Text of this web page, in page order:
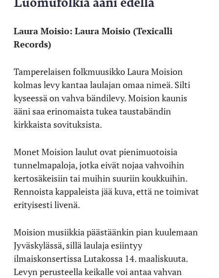
Laura Moisio: Laura Moisio (Texicalli
Records)
Tamperelaisen folkmuusikko Laura Moision
kolmas levy kantaa laulajan omaa nimeä. Silti
kyseessä on vahva bändilevy. Moision kaunis
ääni saa erinomaista tukea taustabändin
kirkkaista sovituksista.
Monet Moision laulut ovat pienimuotoisia
tunnelmapaloja, jotka eivät nojaa vahvoihin
kertosäkeisiin tai muihin suuriin koukkuihin.
Rennoista kappaleista jää kuva, että ne toimivat
erityisesti livenä.
Moision musiikkia päästäänkin pian kuulemaan
Jyväskylässä, sillä laulaja esiintyy
ilmaiskonsertissa Lutakossa 14. maaliskuuta.
Levyn perusteella keikalle voi antaa vahvan